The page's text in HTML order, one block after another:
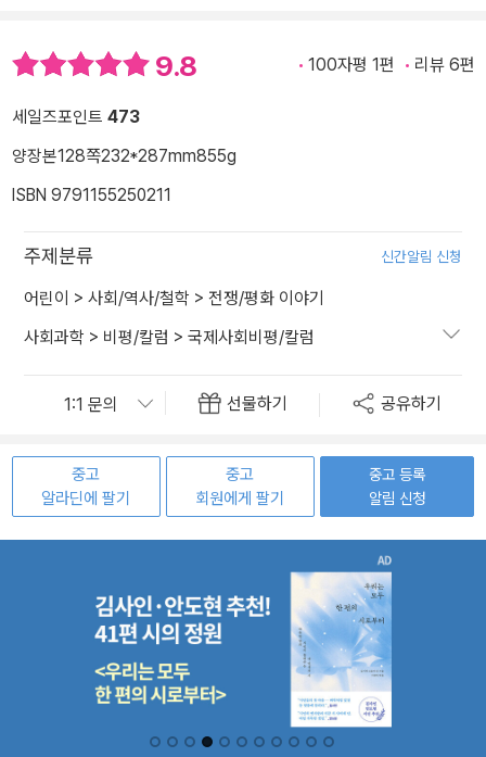
9.8 100자평 1편 리뷰 6편
세일즈포인트 473
양장본128쪽232*287mm855g
ISBN 9791155250211
주제분류 신간알림 신청
어린이 > 사회/역사/철학 > 전쟁/평화 이야기
사회과학 > 비평/칼럼 > 국제사회비평/칼럼
선물하기 공유하기
중고
알라딘에 팔기
중고
회원에게 팔기
중고 등록
알림 신청